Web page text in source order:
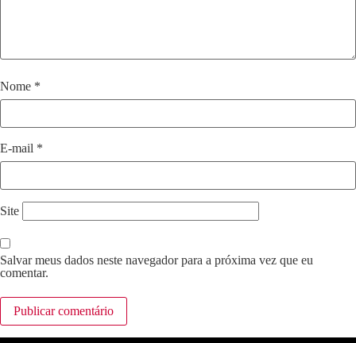
Nome *
E-mail *
Site
Salvar meus dados neste navegador para a próxima vez que eu
comentar.